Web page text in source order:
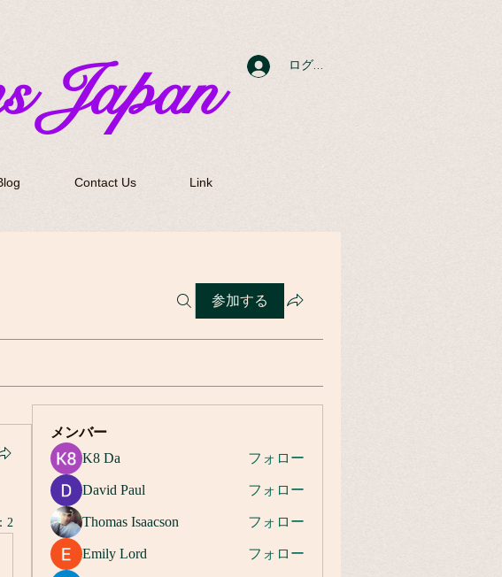
Japan ログイン
Contact Us Link
参加する
2
メンバー
K8 Da フォロー
David Paul フォロー
Thomas Isaacson フォロー
Emily Lord フォロー